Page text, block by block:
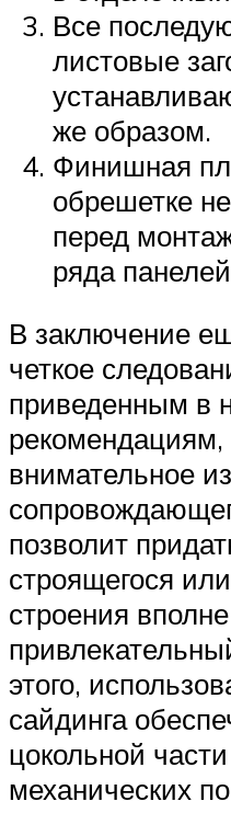
Все
листовые
же образом.
Финишная
обрешетке
перед
ряда
В заключение
четкое
приведенным в
рекомендациям,
внимательное
позволит
строящегося
строения
этого,
сайдинга
цокольной
механических